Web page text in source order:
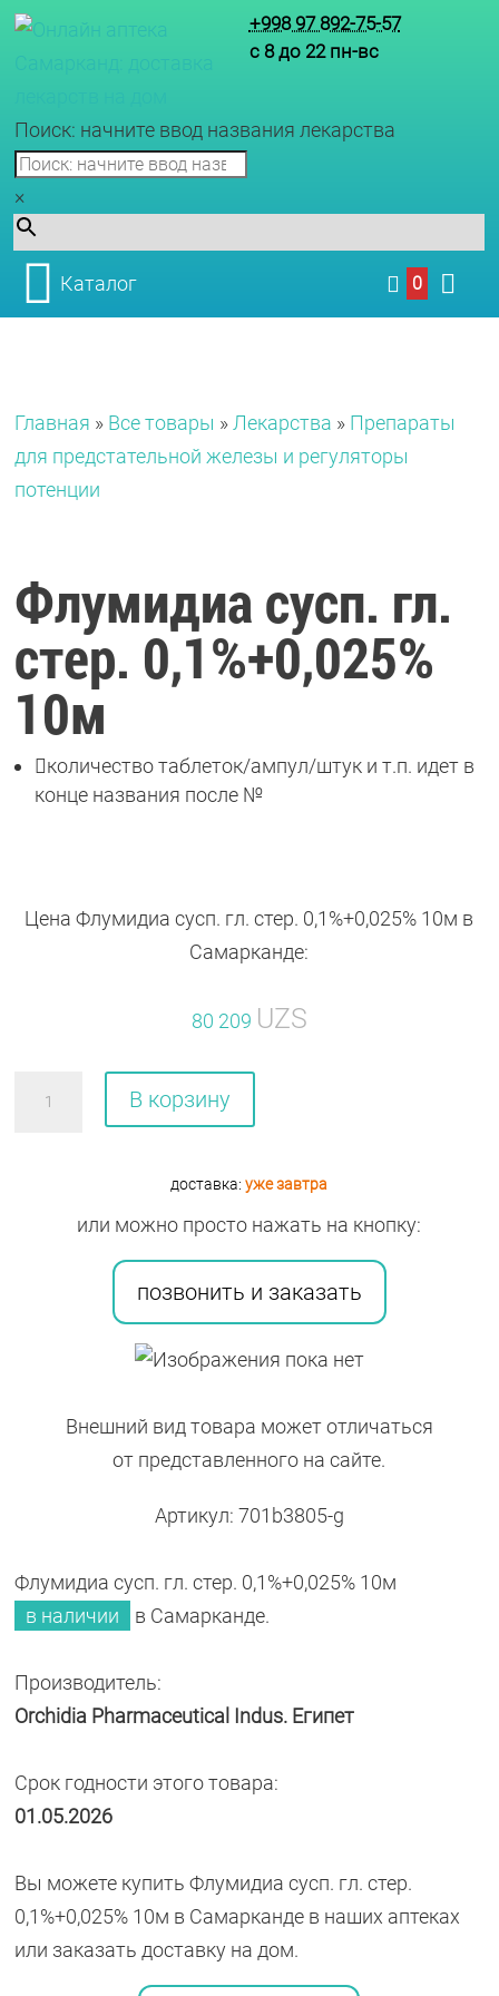
+998 97 892-75-57
с 8 до 22 пн-вс
Поиск: начните ввод названия лекарства
×
Каталог 0
Главная » Все товары » Лекарства » Препараты
для предстательной железы и регуляторы
потенции
Флумидиа сусп. гл.
стер. 0,1%+0,025%
10м
количество таблеток/ампул/штук и т.п. идет в
конце названия после №
Цена Флумидиа сусп. гл. стер. 0,1%+0,025% 10м в
Самарканде:
80 209 UZS
В корзину
доставка:уже завтра
или можно просто нажать на кнопку:
позвонить и заказать
Внешний вид товара может отличаться
от представленного на сайте.
Артикул: 701b3805-g
Флумидиа сусп. гл. стер. 0,1%+0,025% 10м
в наличии
в Самарканде.
Производитель:
Orchidia Pharmaceutical Indus. Египет
Срок годности этого товара:
01.05.2026
Вы можете купить Флумидиа сусп. гл. стер.
0,1%+0,025% 10м в Самарканде в наших аптеках
или заказать доставку на дом.